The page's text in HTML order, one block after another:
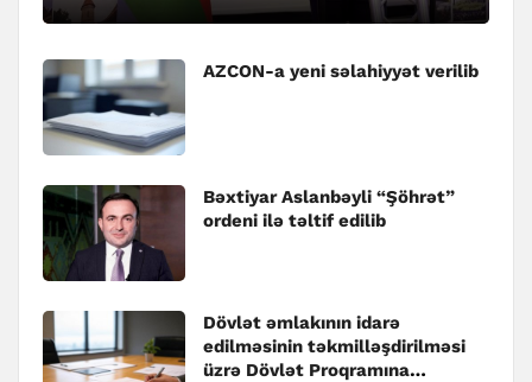
AZCON-a yeni səlahiyyət verilib
Bəxtiyar Aslanbəyli “Şöhrət”
ordeni ilə təltif edilib
Dövlət əmlakının idarə
edilməsinin təkmilləşdirilməsi
üzrə Dövlət Proqramına